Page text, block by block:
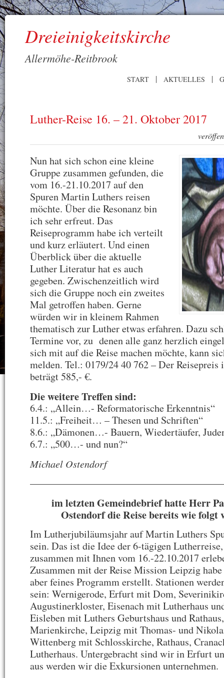
Dreieinigkeitskirche
Allermöhe-Reitbrook
START AKTUELLES
Luther-Reise 16. – 21. Oktober 2017
Nun hat sich schon eine kleine
Gruppe zusammen gefunden, die
vom 16.-21.10.2017 auf den
Spuren Martin Luthers reisen
möchte. Über die Resonanz bin
ich sehr erfreut. Das
Reiseprogramm habe ich verteilt
und kurz erläutert. Und einen
Überblick über die aktuelle
Luther Literatur hat es auch
gegeben. Zwischenzeitlich wird
sich die Gruppe noch ein zweites
Mal getroffen haben. Gerne
würden wir in kleinem Rahmen
thematisch zur Luther etwas erfahren. Dazu
Termine vor, zu denen alle ganz herzlich
sich mit auf die Reise machen möchte, kann
melden. Tel.: 0179/24 40 762 – Der
beträgt 585,- €.
Die weitere Treffen sind:
6.4.: „Allein…- Reformatorische Erkenntnis“
11.5.: „Freiheit… – Thesen und Schriften“
8.6.: „Dämonen…- Bauern, Wiedertäufer,
6.7.: „500…- und nun?“
Michael Ostendorf
im letzten Gemeindebrief hatte Herr
Ostendorf die Reise bereits wie folgt
Im Lutherjubiläumsjahr auf Martin Luthers
sein. Das ist die Idee der 6-tägigen
zusammen mit Ihnen vom 16.-22.10.2017
Zusammen mit der Reise Mission Leipzig
aber feines Programm erstellt. Stationen
sein: Wernigerode, Erfurt mit Dom,
Augustinerkloster, Eisenach mit Lutherhaus
Eisleben mit Luthers Geburtshaus und
Marienkirche, Leipzig mit Thomas- und
Wittenberg mit Schlosskirche, Rathaus,
Lutherhaus. Untergebracht sind wir in Erfurt
aus werden wir die Exkursionen unternehmen.